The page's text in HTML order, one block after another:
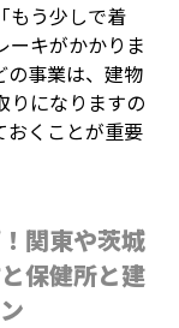
もう少しで着
ーキがかかりま
の事業は、建物
りになりますの
おくことが重要
関東や茨城
保健所と建